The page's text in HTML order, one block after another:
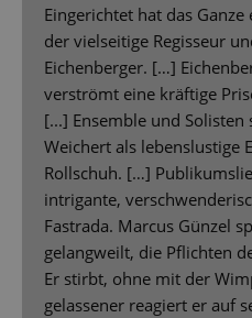
Eingerichtet hat das Ganze
der vielseitige Regisseur
Eichenberger. […]
verströmt eine kräftige
[...] Ensemble und
Weichert als lebenslustige
Rollschuh. […]
intrigante,
Fastrada. Marcus Günzel
gelangweilt, die Pflichten
Er stirbt, ohne mit der
gelassener reagiert er auf